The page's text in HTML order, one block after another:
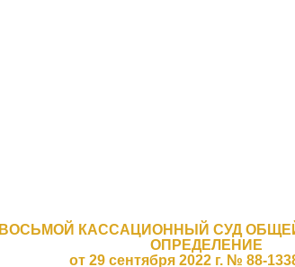
ВОСЬМОЙ КАССАЦИОННЫЙ СУД
ОПРЕДЕЛЕНИЕ
от 29 сентября 2022 г. № 88-